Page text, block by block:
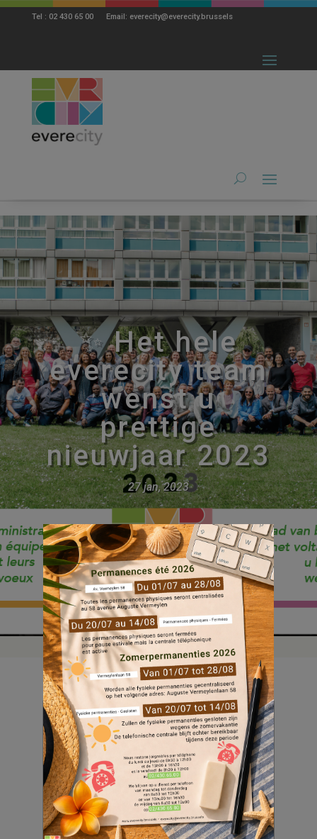
Tel : 02 430 65 00 Email: everecity@everecity.brussels
✨ Het hele
everecity team
wenst u
prettige
nieuwjaar 2023
27 jan, 2023
modal-check